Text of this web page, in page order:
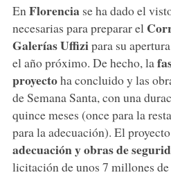
En Florencia se ha dado el
necesarias para preparar el
Galerías Uffizipara su
el año próximo. De hecho, la
proyectoha concluido y las
de Semana Santa, con una
quince meses (once para la
para la adecuación). El
adecuación y obras de
licitación de unos 7 millones